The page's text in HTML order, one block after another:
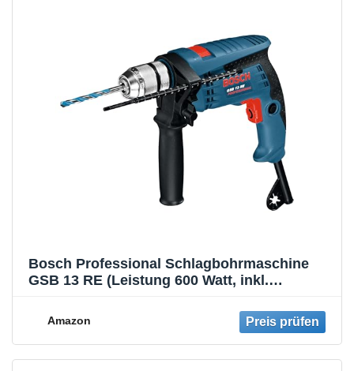
Bosch Professional Schlagbohrmaschine
GSB 13 RE (Leistung 600 Watt, inkl.
Schnellspannbohrfutter 13mm)
Amazon